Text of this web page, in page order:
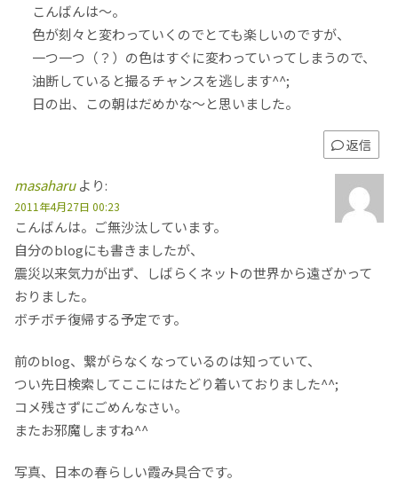
こんばんは～。
色が刻々と変わっていくのでとても楽しいのですが、
一つ一つ（？）の色はすぐに変わっていってしまうので、
油断していると撮るチャンスを逃します^^;
日の出、この朝はだめかな～と思いました。
返信
masaharu より:
2011年4月27日 00:23
こんばんは。ご無沙汰しています。
自分のblogにも書きましたが、
震災以来気力が出ず、しばらくネットの世界から遠ざかって
おりました。
ボチボチ復帰する予定です。
前のblog、繋がらなくなっているのは知っていて、
つい先日検索してここにはたどり着いておりました^^;
コメ残さずにごめんなさい。
またお邪魔しますね^^
写真、日本の春らしい霞み具合です。